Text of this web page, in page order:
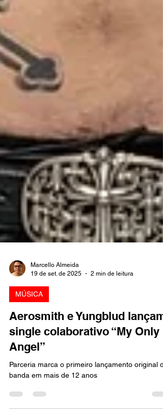
19 de set. de 2025
2 min de leitura
MÚSICA
Aerosmith e Yungblud lançam
single colaborativo “My Only
Angel”
Parceria marca o primeiro lançamento original